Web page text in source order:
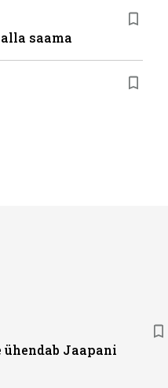
saama
ühendab Jaapani